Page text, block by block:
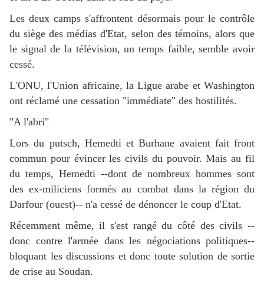
Les deux camps s'affrontent désormais pour le contrôle
du siège des médias d'Etat, selon des témoins, alors que
le signal de la télévision, un temps faible, semble avoir
cessé.
L'ONU, l'Union africaine, la Ligue arabe et Washington
ont réclamé une cessation "immédiate" des hostilités.
"A l'abri"
Lors du putsch, Hemedti et Burhane avaient fait front
commun pour évincer les civils du pouvoir. Mais au fil
du temps, Hemedti --dont de nombreux hommes sont
des ex-miliciens formés au combat dans la région du
Darfour (ouest)-- n'a cessé de dénoncer le coup d'Etat.
Récemment même, il s'est rangé du côté des civils --
donc contre l'armée dans les négociations politiques--
bloquant les discussions et donc toute solution de sortie
de crise au Soudan.